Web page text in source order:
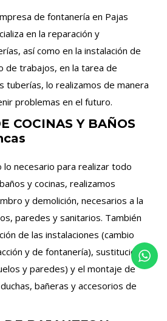
de fontanería en Pajas
en la reparación y
así como en la instalación de
de trabajos, en la tarea de
tuberías, lo realizamos de manera
problemas en el futuro.
COCINAS Y BAÑOS
necesario para realizar todo
y cocinas, realizamos
y demolición, necesarios a la
paredes y sanitarios. También
de las instalaciones (cambio
y de fontanería), sustitución
y paredes) y el montaje de
bañeras y accesorios de